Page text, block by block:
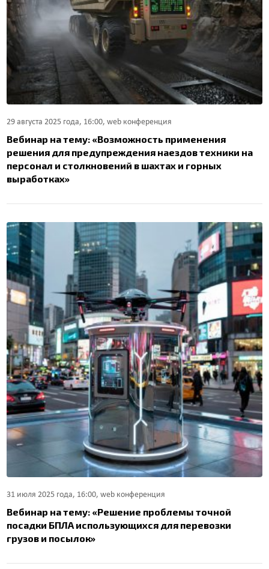
29 августа 2025 года, 16:00, web конференция
Вебинар на тему: «Возможность применения
решения для предупреждения наездов техники на
персонал и столкновений в шахтах и горных
выработках»
31 июля 2025 года, 16:00, web конференция
Вебинар на тему: «Решение проблемы точной
посадки БПЛА использующихся для перевозки
грузов и посылок»